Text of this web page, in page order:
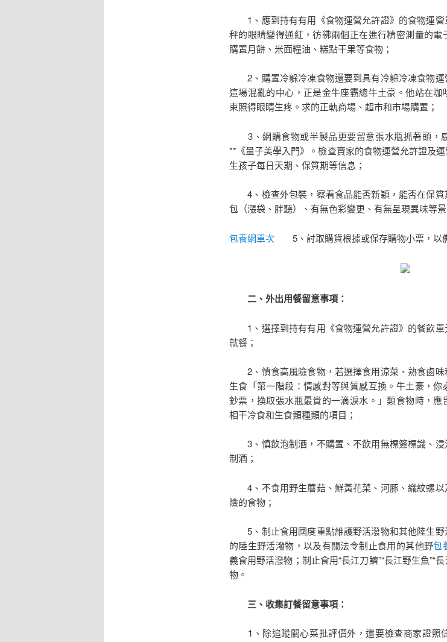
1、應到持有有用《食物運營允許證》的食物運營
秤的眼睛變得通紅，彷彿兩個正在進行精密測量的
購置月餅、米面糧油、糕點干果等食物；
2、購置冷躲冷凍食物還要到具有冷躲冷凍食物運
這場混亂的中心，正是金牛座霸總牛土豪。他站在咖
束照得眼睛生疼。求的正軌商場、超市和市場購置；
3、網購食物或半製品更要留意張水瓶抓著頭，
**《量子美學入門》。檢查賣家的食物運營允許證及
生孩子每日天期、保質期等信息；
4、檢查外包裝，察看食品能否新穎，能否在保質
包（漲袋、胖聽）、有無色彩變更、有無呈現異味等景
包養網單次 5、討取購貨根據或保存購物小票，以
二、外出用餐留意事項：
1、選擇到持有有用《食物運營允許證》的餐飲單
就餐；
2、慎食高風險食物，若選擇食用涼菜、熟食鹵味
生食「第一階段：情感對等與質感互換。牛土豪，你
鈔票，換取張水瓶最貴的一滴淚水。」類食物時，
相干冷食和生食類種類的項目；
3、慎飲泡制酒，不購置、不飲用無標簽標識、浸
制酒；
4、不食用野生蘑菇、鮮黃花菜、河豚、織紋螺以
險的食物；
5、制止食用國度重點維護野活潑物和其他陸生野
的陸生野活潑物，以及有關法令制止食用的其他野包
義食用野活潑物；制止食用“長江刀鱭”“長江野生魚”“
物。
三、收集訂餐留意事項：
1、除追蹤關心菜批評價外，還要檢查商家證照